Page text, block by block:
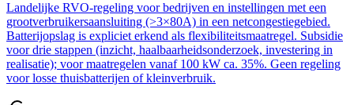
Landelijke RVO-regeling voor bedrijven en instellingen met een
grootverbruikersaansluiting (>3×80A) in een netcongestiegebied.
Batterijopslag is expliciet erkend als flexibiliteitsmaatregel. Subsidie
voor drie stappen (inzicht, haalbaarheidsonderzoek, investering in
realisatie); voor maatregelen vanaf 100 kW ca. 35%. Geen regeling
voor losse thuisbatterijen of kleinverbruik.